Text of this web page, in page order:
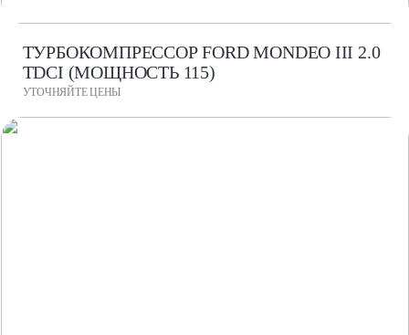
ТУРБОКОМПРЕССОР FORD MONDEO III 2.0
TDCI (МОЩНОСТЬ 115)
УТОЧНЯЙТЕ ЦЕНЫ